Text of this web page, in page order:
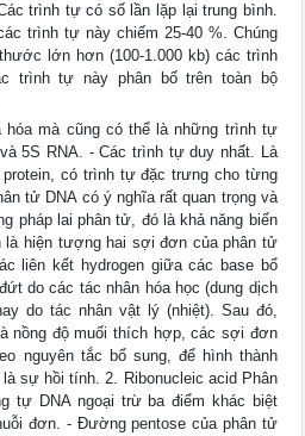
trình tự có số lần lặp lại trung bình.
trình tự này chiếm 25-40 %. Chúng
lớn hơn (100-1.000 kb) các trình
trình tự này phân bố trên toàn bộ
mà cũng có thể là những trình tự
5S RNA. - Các trình tự duy nhất. Là
có trình tự đặc trưng cho từng
tử DNA có ý nghĩa rất quan trọng và
pháp lai phân tử, đó là khả năng biến
là hiện tượng hai sợi đơn của phân tử
liên kết hydrogen giữa các base bổ
do các tác nhân hóa học (dung dịch
do tác nhân vật lý (nhiệt). Sau đó,
nồng độ muối thích hợp, các sợi đơn
nguyên tắc bổ sung, để hình thành
sự hồi tính. 2. Ribonucleic acid Phân
tự DNA ngoại trừ ba điểm khác biệt
đơn. - Đường pentose của phân tử